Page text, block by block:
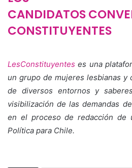
CANDIDATOS
CONSTITUYENTES
LesConstituyentes es una
un grupo de mujeres lesbianas y
de diversos entornos y
visibilización de las demandas
en el proceso de redacción de
Política para Chile.